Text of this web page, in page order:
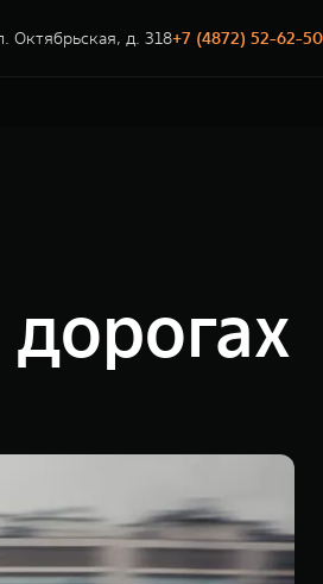
Октябрьская, д. 318+7 (4872) 52-62-50